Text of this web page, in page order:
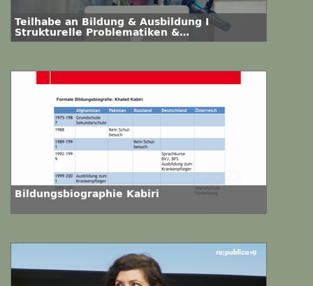
Teilhabe an Bildung & Ausbildung I
Strukturelle Problematiken &
Herausforderungen
Bildungsbiographie Kabiri